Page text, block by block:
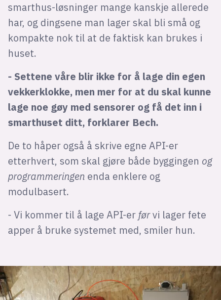
smarthus-løsninger mange kanskje allerede
har, og dingsene man lager skal bli små og
kompakte nok til at de faktisk kan brukes i
huset.
- Settene våre blir ikke for å lage din egen
vekkerklokke, men mer for at du skal kunne
lage noe gøy med sensorer og få det inn i
smarthuset ditt, forklarer Bech.
De to håper også å skrive egne API-er
etterhvert, som skal gjøre både byggingen og
programmeringen enda enklere og
modulbasert.
- Vi kommer til å lage API-er førvi lager fete
apper å bruke systemet med, smiler hun.